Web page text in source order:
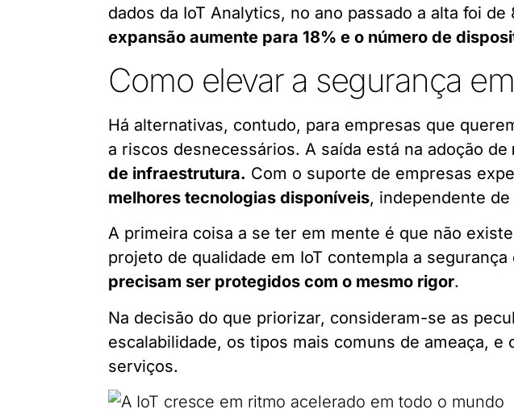
dados da IoT Analytics, no ano passado a alta foi
expansão aumente para 18% e o número de
Como elevar a segurança
Há alternativas, contudo, para empresas que
a riscos desnecessários. A saída está na adoção de
de infraestrutura. Com o suporte de empresas
melhores tecnologias disponíveis, independente
A primeira coisa a se ter em mente é que não
projeto de qualidade em IoT contempla a
precisam ser protegidos com o mesmo rigor.
Na decisão do que priorizar, consideram-se as
escalabilidade, os tipos mais comuns de ameaça,
serviços.